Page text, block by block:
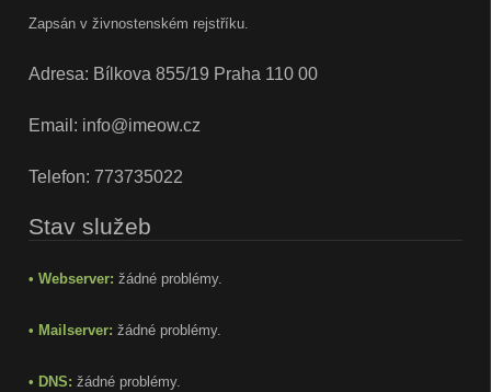
Zapsán v živnostenském rejstříku.
Adresa: Bílkova 855/19 Praha 110 00
Email: info@imeow.cz
Telefon: 773735022
Stav služeb
• Webserver: žádné problémy.
• Mailserver: žádné problémy.
• DNS: žádné problémy.